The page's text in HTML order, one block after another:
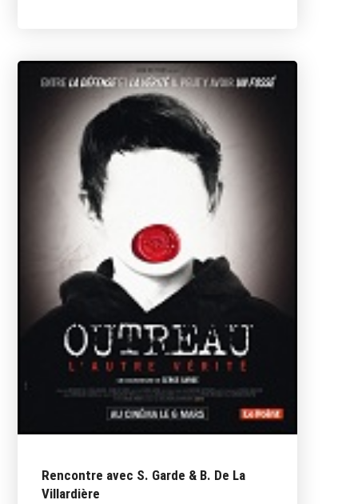
Rencontre avec S. Garde & B. De La
Villardière